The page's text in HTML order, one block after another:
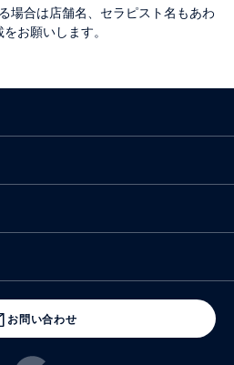
場合は店舗名、セラピスト名もあわ
お願いします。
お問い合わせ